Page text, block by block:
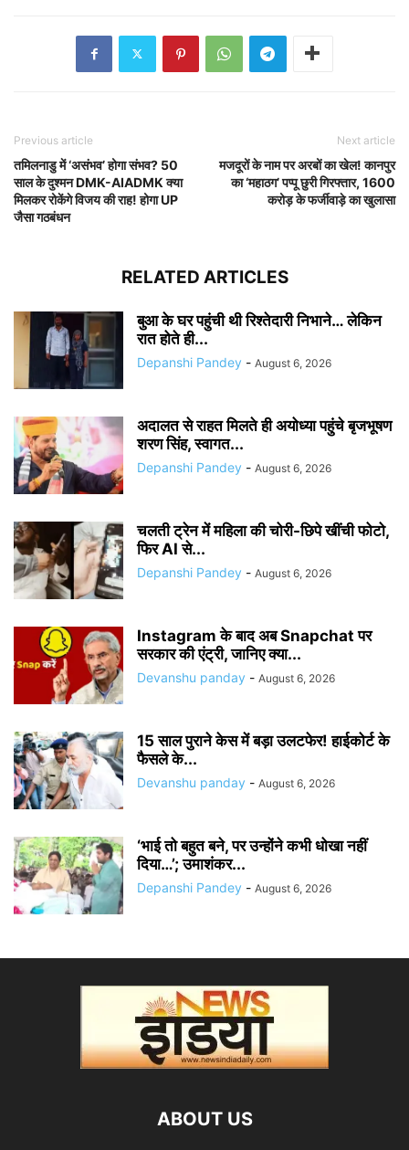
Previous article
तमिलनाडु में ‘असंभव’ होगा संभव? 50
साल के दुश्मन DMK-AIADMK क्या
मिलकर रोकेंगे विजय की राह! होगा UP
जैसा गठबंधन
Next article
मजदूरों के नाम पर अरबों का खेल! कानपुर
का ‘महाठग’ पप्पू छुरी गिरफ्तार, 1600
करोड़ के फर्जीवाड़े का खुलासा
RELATED ARTICLES
बुआ के घर पहुंची थी रिश्तेदारी निभाने… लेकिन
रात होते ही...
Depanshi Pandey - August 6, 2026
अदालत से राहत मिलते ही अयोध्या पहुंचे बृजभूषण
शरण सिंह, स्वागत...
Depanshi Pandey - August 6, 2026
चलती ट्रेन में महिला की चोरी-छिपे खींची फोटो,
फिर AI से...
Depanshi Pandey - August 6, 2026
Instagram के बाद अब Snapchat पर
सरकार की एंट्री, जानिए क्या...
Devanshu panday - August 6, 2026
15 साल पुराने केस में बड़ा उलटफेर! हाईकोर्ट के
फैसले के...
Devanshu panday - August 6, 2026
‘भाई तो बहुत बने, पर उन्होंने कभी धोखा नहीं
दिया…’; उमाशंकर...
Depanshi Pandey - August 6, 2026
ABOUT US